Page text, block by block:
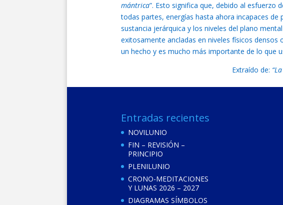
mántrica”. Esto significa que, debido al esfuerzo
todas partes, energías hasta ahora incapaces
sustancia jerárquica y los niveles del plano
exitosamente ancladas en niveles físicos
un hecho y es mucho más importante de lo que
Extraído de:
Entradas recientes
NOVILUNIO
FIN – REVISIÓN –
PRINCIPIO
PLENILUNIO
CRONO-MEDITACIONES
Y LUNAS 2026 – 2027
DIAGRAMAS SÍMBOLOS